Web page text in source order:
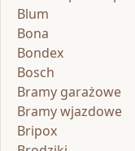
Blum
Bona
Bondex
Bosch
Bramy garażowe
Bramy wjazdowe
Bripox